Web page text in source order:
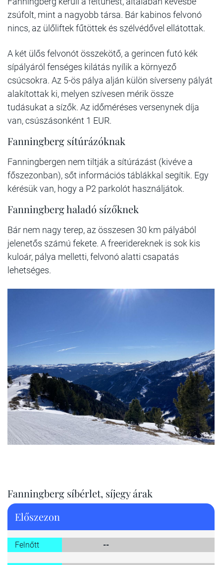
zsúfolt, mint a nagyobb társa. Bár kabinos felvonó
nincs, az ülőliftek fűtöttek és szélvédővel ellátottak.
A két ülős felvonót összekötő, a gerincen futó kék
sípályáról fenséges kilátás nyílik a környező
csúcsokra. Az 5-ös pálya alján külön síverseny pályát
alakítottak ki, melyen szívesen mérik össze
tudásukat a sízők. Az időméréses versenynek díja
van, csúszásonként 1 EUR.
Fanningberg sítúrázóknak
Fanningbergen nem tiltják a sítúrázást (kivéve a
főszezonban), sőt információs táblákkal segítik. Egy
kérésük van, hogy a P2 parkolót használjátok.
Fanningberg haladó sízőknek
Bár nem nagy terep, az összesen 30 km pályából
jelenetős számú fekete. A freeridereknek is sok kis
kuloár, pálya melletti, felvonó alatti csapatás
lehetséges.
Fanningberg síbérlet, síjegy árak
Előszezon
Felnőtt --